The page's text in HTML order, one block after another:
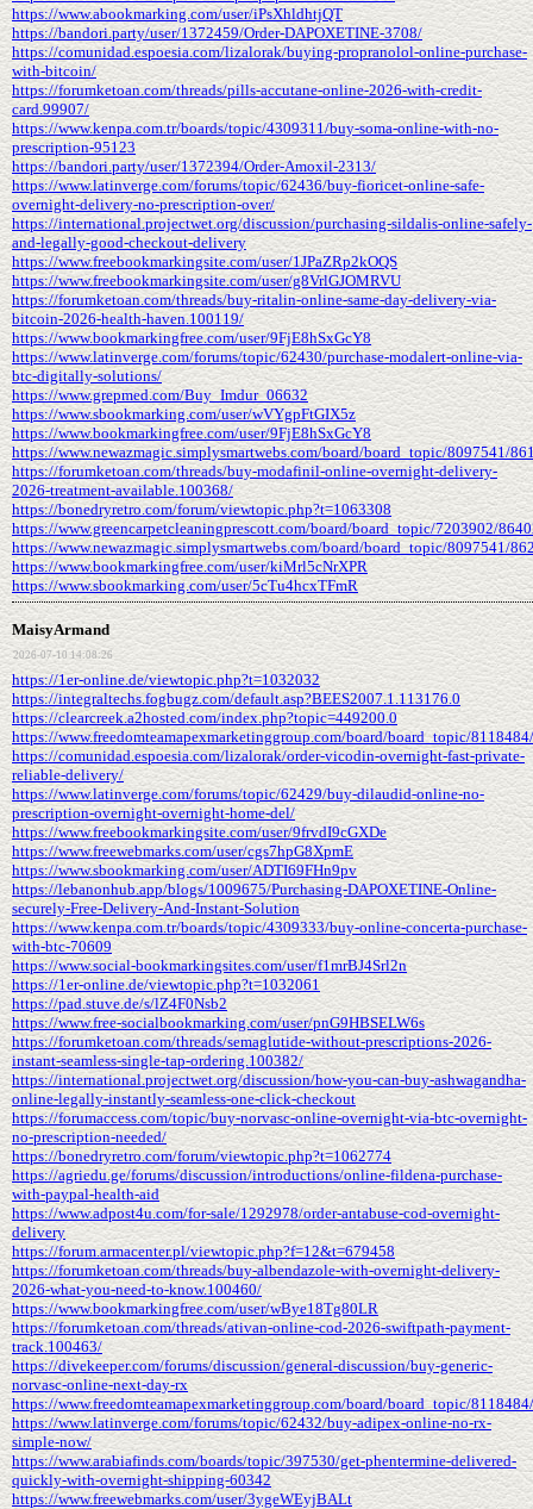
https://www.abookmarking.com/user/iPsXhldhtjQT
https://bandori.party/user/1372459/Order-DAPOXETINE-3708/
https://comunidad.espoesia.com/lizalorak/buying-propranolol-online-purchase-
with-bitcoin/
https://forumketoan.com/threads/pills-accutane-online-2026-with-credit-
card.99907/
https://www.kenpa.com.tr/boards/topic/4309311/buy-soma-online-with-no-
prescription-95123
https://bandori.party/user/1372394/Order-Amoxil-2313/
https://www.latinverge.com/forums/topic/62436/buy-fioricet-online-safe-
overnight-delivery-no-prescription-over/
https://international.projectwet.org/discussion/purchasing-sildalis-online-safely-
and-legally-good-checkout-delivery
https://www.freebookmarkingsite.com/user/1JPaZRp2kOQS
https://www.freebookmarkingsite.com/user/g8VrlGJOMRVU
https://forumketoan.com/threads/buy-ritalin-online-same-day-delivery-via-
bitcoin-2026-health-haven.100119/
https://www.bookmarkingfree.com/user/9FjE8hSxGcY8
https://www.latinverge.com/forums/topic/62430/purchase-modalert-online-via-
btc-digitally-solutions/
https://www.grepmed.com/Buy_Imdur_06632
https://www.sbookmarking.com/user/wVYgpFtGIX5z
https://www.bookmarkingfree.com/user/9FjE8hSxGcY8
https://www.newazmagic.simplysmartwebs.com/board/board_topic/8097541/
https://forumketoan.com/threads/buy-modafinil-online-overnight-delivery-
2026-treatment-available.100368/
https://bonedryretro.com/forum/viewtopic.php?t=1063308
https://www.greencarpetcleaningprescott.com/board/board_topic/7203902/
https://www.newazmagic.simplysmartwebs.com/board/board_topic/8097541/
https://www.bookmarkingfree.com/user/kiMrl5cNrXPR
https://www.sbookmarking.com/user/5cTu4hcxTFmR
MaisyArmand
2026-07-10 14:08:26
https://1er-online.de/viewtopic.php?t=1032032
https://integraltechs.fogbugz.com/default.asp?BEES2007.1.113176.0
https://clearcreek.a2hosted.com/index.php?topic=449200.0
https://www.freedomteamapexmarketinggroup.com/board/board_topic/
https://comunidad.espoesia.com/lizalorak/order-vicodin-overnight-fast-private-
reliable-delivery/
https://www.latinverge.com/forums/topic/62429/buy-dilaudid-online-no-
prescription-overnight-overnight-home-del/
https://www.freebookmarkingsite.com/user/9frvdI9cGXDe
https://www.freewebmarks.com/user/cgs7hpG8XpmE
https://www.sbookmarking.com/user/ADTI69FHn9pv
https://lebanonhub.app/blogs/1009675/Purchasing-DAPOXETINE-Online-
securely-Free-Delivery-And-Instant-Solution
https://www.kenpa.com.tr/boards/topic/4309333/buy-online-concerta-purchase-
with-btc-70609
https://www.social-bookmarkingsites.com/user/f1mrBJ4Srl2n
https://1er-online.de/viewtopic.php?t=1032061
https://pad.stuve.de/s/lZ4F0Nsb2
https://www.free-socialbookmarking.com/user/pnG9HBSELW6s
https://forumketoan.com/threads/semaglutide-without-prescriptions-2026-
instant-seamless-single-tap-ordering.100382/
https://international.projectwet.org/discussion/how-you-can-buy-ashwagandha-
online-legally-instantly-seamless-one-click-checkout
https://forumaccess.com/topic/buy-norvasc-online-overnight-via-btc-overnight-
no-prescription-needed/
https://bonedryretro.com/forum/viewtopic.php?t=1062774
https://agriedu.ge/forums/discussion/introductions/online-fildena-purchase-
with-paypal-health-aid
https://www.adpost4u.com/for-sale/1292978/order-antabuse-cod-overnight-
delivery
https://forum.armacenter.pl/viewtopic.php?f=12&t=679458
https://forumketoan.com/threads/buy-albendazole-with-overnight-delivery-
2026-what-you-need-to-know.100460/
https://www.bookmarkingfree.com/user/wBye18Tg80LR
https://forumketoan.com/threads/ativan-online-cod-2026-swiftpath-payment-
track.100463/
https://divekeeper.com/forums/discussion/general-discussion/buy-generic-
norvasc-online-next-day-rx
https://www.freedomteamapexmarketinggroup.com/board/board_topic/
https://www.latinverge.com/forums/topic/62432/buy-adipex-online-no-rx-
simple-now/
https://www.arabiafinds.com/boards/topic/397530/get-phentermine-delivered-
quickly-with-overnight-shipping-60342
https://www.freewebmarks.com/user/3ygeWEyjBALt